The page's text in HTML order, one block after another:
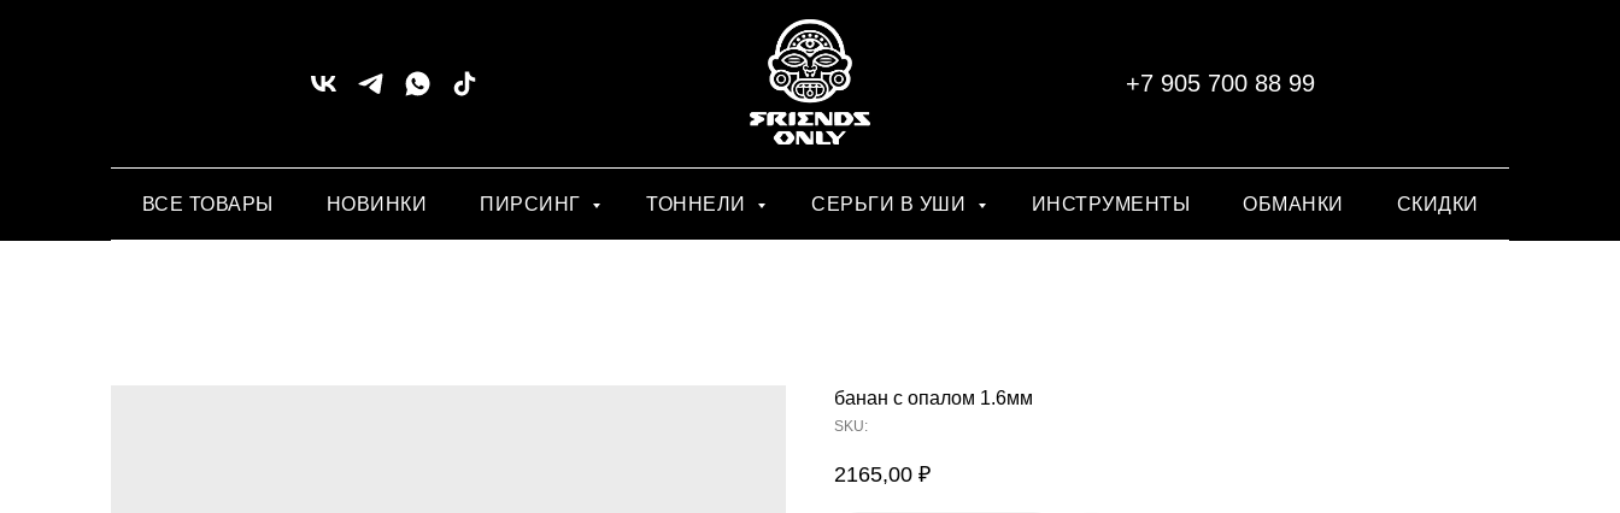
+7 905 700 88 99
ВСЕ ТОВАРЫ НОВИНКИ ПИРСИНГ ТОННЕЛИ СЕРЬГИ В УШИ ИНСТРУМЕНТЫ ОБМАНКИ СКИДКИ
банан с опалом 1.6мм
SKU:
2165,00 ₽